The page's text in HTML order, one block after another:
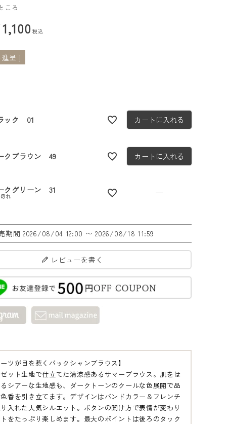
ころ
1,100 税込
呈 ]
ック 01 カートに入れる
クブラウン 49 カートに入れる
クグリーン 31
れ —
期間 2026/08/04 12:00 〜 2026/08/18 11:59
レビューを書く
ーツが目を惹くバックシャンブラウス】
ット生地で仕立てた清涼感あるサマーブラウス。肌をほ
シアーな生地感も、ダークトーンのクールな色展開で品
香を引き立てます。デザインはバンドカラー＆フレンチ
入れた人気シルエット。ボタンの開け方で表情が変わり
をたっぷり楽しめます。最大のポイントは後ろのタック